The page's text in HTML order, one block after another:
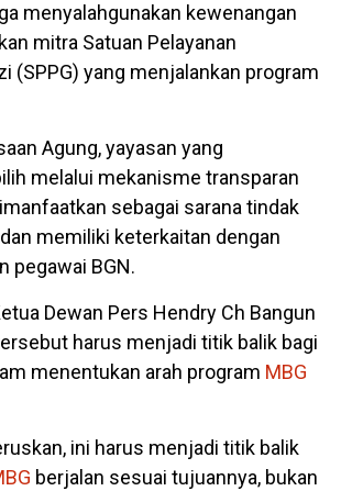
menyalahgunakan kewenangan
mitra Satuan Pelayanan
(SPPG) yang menjalankan program
Agung, yayasan yang
melalui mekanisme transparan
sebagai sarana tindak
memiliki keterkaitan dengan
pegawai BGN.
Dewan Pers Hendry Ch Bangun
harus menjadi titik balik bagi
menentukan arah program MBG
ini harus menjadi titik balik
berjalan sesuai tujuannya, bukan